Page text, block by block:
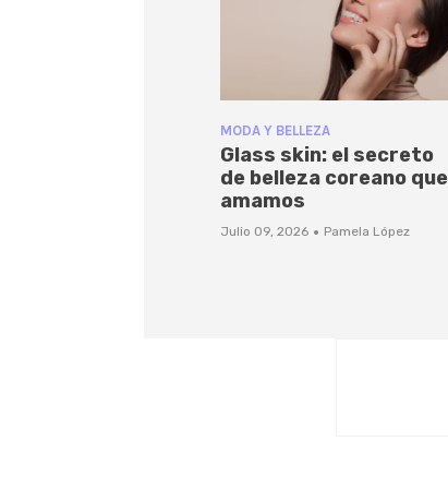
MODA Y BELLEZA
Glass skin: el secreto
de belleza coreano que
amamos
Julio 09, 2026 · Pamela López